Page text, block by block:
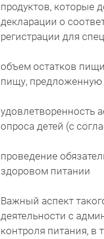
продуктов, которые
декларации о
регистрации для
объем остатков
пищу, предложенную
удовлетворенность
опроса детей (с
проведение
здоровом питании
Важный аспект
деятельности с
контроля питания, в